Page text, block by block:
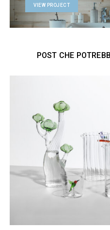
VIEW PROJECT
POST CHE